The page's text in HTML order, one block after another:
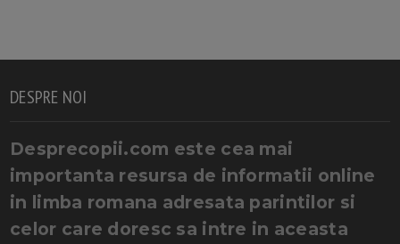
DESPRE NOI
Desprecopii.com este cea mai
importanta resursa de informatii online
in limba romana adresata parintilor si
celor care doresc sa intre in aceasta